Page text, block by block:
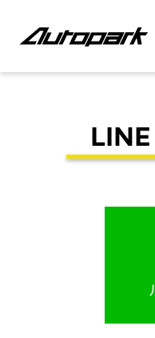
試乗・カタログ